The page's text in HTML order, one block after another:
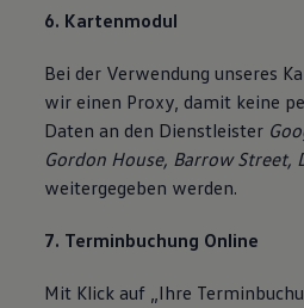
6. Kartenmodul
Bei der Verwendung unseres
wir einen Proxy, damit keine
Daten an den Dienstleister
Gordon House, Barrow Street,
weitergegeben werden.
7. Terminbuchung Online
Mit Klick auf „Ihre